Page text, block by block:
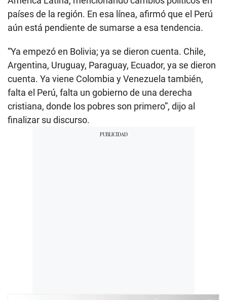
países de la región. En esa línea, afirmó que el Perú
aún está pendiente de sumarse a esa tendencia.
“Ya empezó en Bolivia; ya se dieron cuenta. Chile,
Argentina, Uruguay, Paraguay, Ecuador, ya se dieron
cuenta. Ya viene Colombia y Venezuela también,
falta el Perú, falta un gobierno de una derecha
cristiana, donde los pobres son primero”, dijo al
finalizar su discurso.